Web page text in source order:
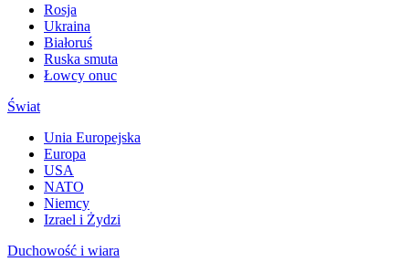
Rosja
Ukraina
Białoruś
Ruska smuta
Łowcy onuc
Świat
Unia Europejska
Europa
USA
NATO
Niemcy
Izrael i Żydzi
Duchowość i wiara